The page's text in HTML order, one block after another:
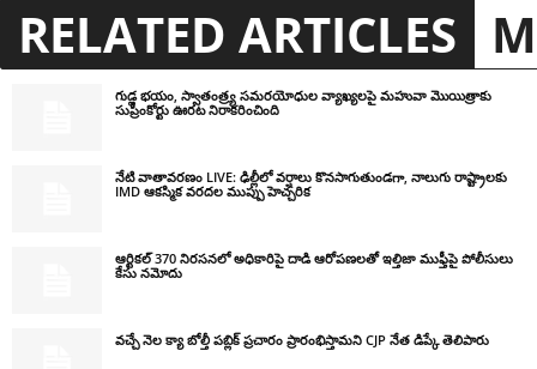
RELATED ARTICLES
గుడ్ల భయం, స్వాతంత్ర్య సమరయోధుల వ్యాఖ్యలపై మహువా మొయిత్రాకు
సుప్రీంకోర్టు ఊరట నిరాకరించింది
నేటి వాతావరణం LIVE: ఢిల్లీలో వర్షాలు కొనసాగుతుండగా, నాలుగు రాష్ట్రాలకు
IMD ఆకస్మిక వరదల ముప్పు హెచ్చరిక
ఆర్టికల్ 370 నిరసనలో అధికారిపై దాడి ఆరోపణలతో ఇల్తిజా ముఫ్తీపై పోలీసులు
కేసు నమోదు
వచ్చే నెల క్యా బోల్తీ పబ్లిక్ ప్రచారం ప్రారంభిస్తామని CJP నేత డిప్కే తెలిపారు